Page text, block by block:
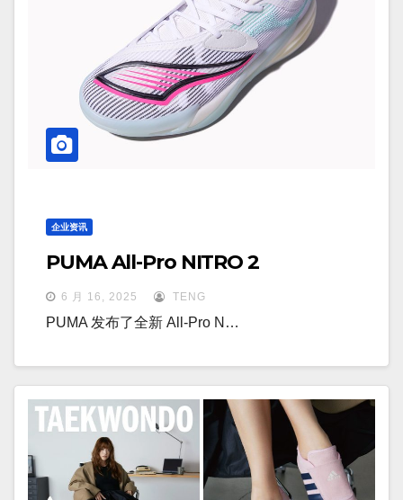
企业资讯
PUMA All-Pro NITRO 2
6 月 16, 2025 TENG
PUMA 发布了全新 All-Pro N…